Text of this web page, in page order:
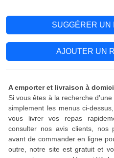
SUGGÉRER UN
AJOUTER UN
A emporter et livraison à
Si vous êtes à la recherche
simplement les menus ci-
vous livrer vos repas
consulter nos avis clients, nos
avant de commander en ligne
outre, notre site est gratuit et